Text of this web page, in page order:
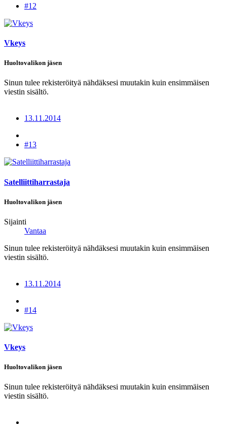
#12
Vkeys
Huoltovalikon jäsen
Sinun tulee rekisteröityä nähdäksesi muutakin kuin ensimmäisen
viestin sisältö.
13.11.2014
#13
Satelliittiharrastaja
Huoltovalikon jäsen
Sijainti
Vantaa
Sinun tulee rekisteröityä nähdäksesi muutakin kuin ensimmäisen
viestin sisältö.
13.11.2014
#14
Vkeys
Huoltovalikon jäsen
Sinun tulee rekisteröityä nähdäksesi muutakin kuin ensimmäisen
viestin sisältö.